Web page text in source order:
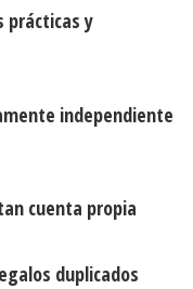
prácticas y
independiente
cuenta propia
duplicados